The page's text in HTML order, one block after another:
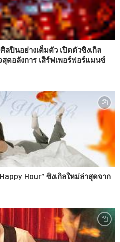
ศิลปินอย่างเต็มตัว เปิดตัวซิงเกิล
สุดอลังการ เสิร์ฟเพอร์ฟอร์แมนซ์
Hour” ซิงเกิลใหม่ล่าสุดจาก